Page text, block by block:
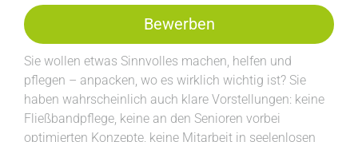
Betreutes Wohnen
Irmapark
Kosten
Bewerben
Sie wollen etwas Sinnvolles machen, helfen und
pflegen – anpacken, wo es wirklich wichtig ist? Sie
haben wahrscheinlich auch klare Vorstellungen: keine
Fließbandpflege, keine an den Senioren vorbei
optimierten Konzepte, keine Mitarbeit in seelenlosen